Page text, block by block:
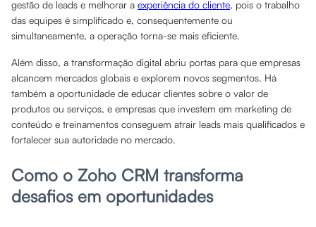
gestão de leads e melhorar a experiência do cliente, pois o trabalho
das equipes é simplificado e, consequentemente ou
simultaneamente, a operação torna-se mais eficiente.
Além disso, a transformação digital abriu portas para que empresas
alcancem mercados globais e explorem novos segmentos. Há
também a oportunidade de educar clientes sobre o valor de
produtos ou serviços, e empresas que investem em marketing de
conteúdo e treinamentos conseguem atrair leads mais qualificados e
fortalecer sua autoridade no mercado.
Como o Zoho CRM transforma
desafios em oportunidades